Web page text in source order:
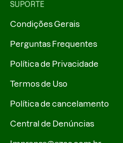
SUPORTE
Condições Gerais
Perguntas Frequentes
Política de Privacidade
Termos de Uso
Política de cancelamento
Central de Denúncias